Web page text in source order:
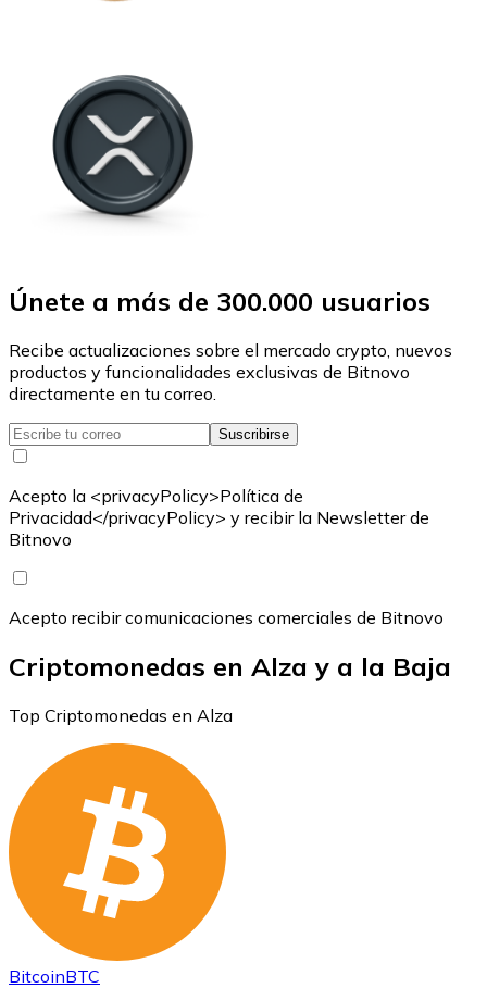
Únete a más de 300.000 usuarios
Recibe actualizaciones sobre el mercado crypto, nuevos
productos y funcionalidades exclusivas de Bitnovo
directamente en tu correo.
Suscribirse
Acepto la <privacyPolicy>Política de
Privacidad</privacyPolicy> y recibir la Newsletter de
Bitnovo
Acepto recibir comunicaciones comerciales de Bitnovo
Criptomonedas en Alza y a la Baja
Top Criptomonedas en Alza
BitcoinBTC